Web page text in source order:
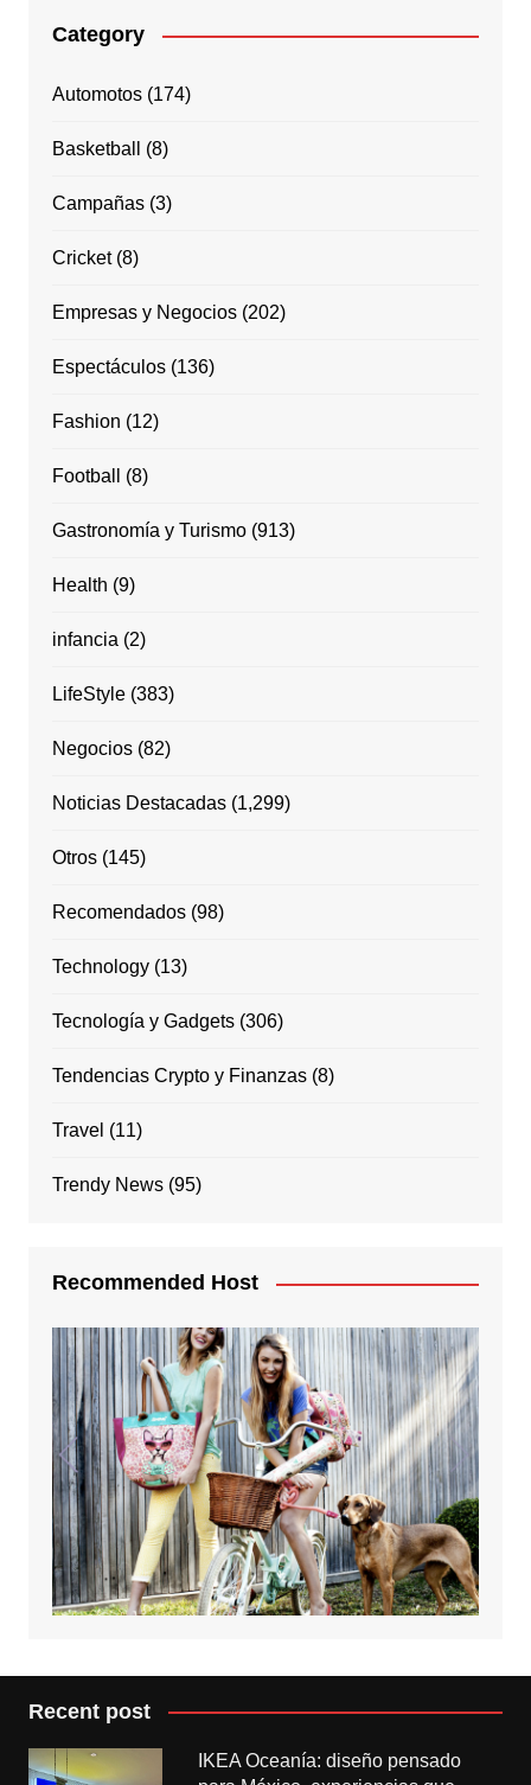
Category
Automotos(174)
Basketball (8)
Campañas(3)
Cricket(8)
Empresas y Negocios(202)
Espectáculos(136)
Fashion (12)
Football (8)
Gastronomía y Turismo(913)
Health (9)
infancia(2)
LifeStyle(383)
Negocios(82)
Noticias Destacadas(1,299)
Otros(145)
Recomendados(98)
Technology(13)
Tecnología y Gadgets(306)
Tendencias Crypto y Finanzas(8)
Travel (11)
Trendy News(95)
Recommended Host
Recent post
IKEA Oceanía: diseño pensado